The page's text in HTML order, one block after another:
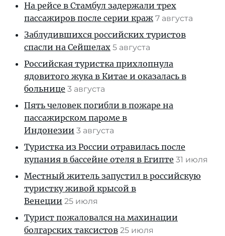
На рейсе в Стамбул задержали трех
пассажиров после серии краж 7 августа
Заблудившихся российских туристов
спасли на Сейшелах 5 августа
Российская туристка прихлопнула
ядовитого жука в Китае и оказалась в
больнице 3 августа
Пять человек погибли в пожаре на
пассажирском пароме в
Индонезии 3 августа
Туристка из России отравилась после
купания в бассейне отеля в Египте 31 июля
Местный житель запустил в российскую
туристку живой крысой в
Венеции 25 июля
Турист пожаловался на махинации
болгарских таксистов 25 июля